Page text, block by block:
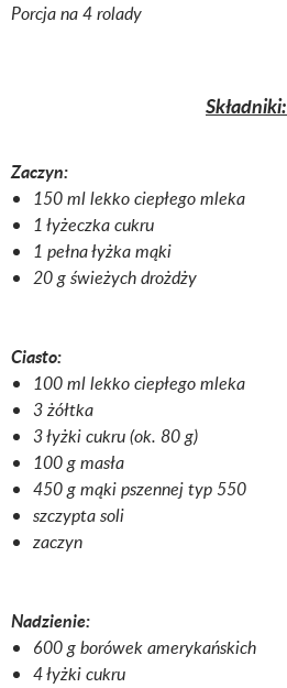
Porcja na 4 rolady
Składniki:
Zaczyn:
150 ml lekko ciepłego mleka
1 łyżeczka cukru
1 pełna łyżka mąki
20 g świeżych drożdży
Ciasto:
100 ml lekko ciepłego mleka
3 żółtka
3 łyżki cukru (ok. 80 g)
100 g masła
450 g mąki pszennej typ 550
szczypta soli
zaczyn
Nadzienie:
600 g borówek amerykańskich
4 łyżki cukru